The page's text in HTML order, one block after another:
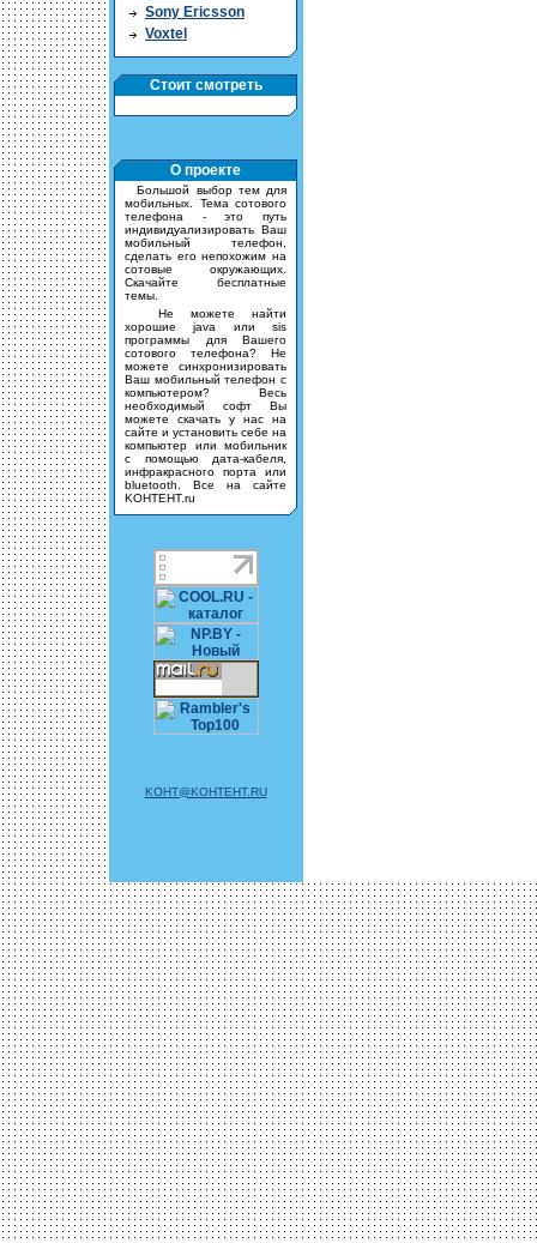
Sony Ericsson
Voxtel
Стоит смотреть
О проекте
Большой выбор тем для
мобильных. Тема сотового
телефона - это путь
индивидуализировать Ваш
мобильный телефон,
сделать его непохожим на
сотовые окружающих.
Скачайте бесплатные
темы.
Не можете найти
хорошие java или sis
программы для Вашего
сотового телефона? Не
можете синхронизировать
Ваш мобильный телефон с
компьютером? Весь
необходимый софт Вы
можете скачать у нас на
сайте и установить себе на
компьютер или мобильник
с помощью дата-кабеля,
инфракрасного порта или
bluetooth. Все на сайте
KOHTEHT.ru
KOHT@KOHTEHT.RU